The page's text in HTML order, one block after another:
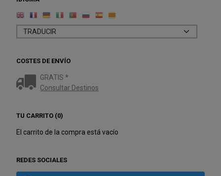
COSTES DE ENVÍO
GRATIS *
Consultar Destinos
TU CARRITO (0)
El carrito de la compra está vacío
REDES SOCIALES